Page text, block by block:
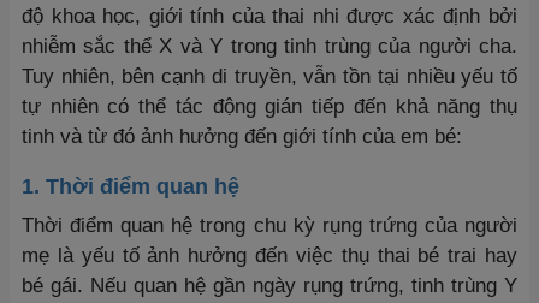
độ khoa học, giới tính của thai nhi được xác định bởi
nhiễm sắc thể X và Y trong tinh trùng của người cha.
Tuy nhiên, bên cạnh di truyền, vẫn tồn tại nhiều yếu tố
tự nhiên có thể tác động gián tiếp đến khả năng thụ
tinh và từ đó ảnh hưởng đến giới tính của em bé:
1. Thời điểm quan hệ
Thời điểm quan hệ trong chu kỳ rụng trứng của người
mẹ là yếu tố ảnh hưởng đến việc thụ thai bé trai hay
bé gái. Nếu quan hệ gần ngày rụng trứng, tinh trùng Y